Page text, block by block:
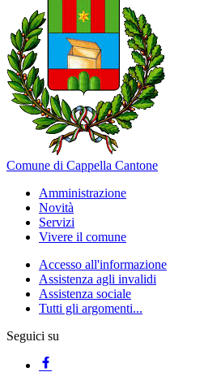
Comune di Cappella Cantone
Amministrazione
Novità
Servizi
Vivere il comune
Accesso all'informazione
Assistenza agli invalidi
Assistenza sociale
Tutti gli argomenti...
Seguici su